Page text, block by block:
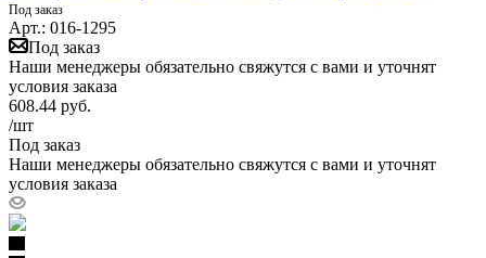
Под заказ
Арт.: 016-1295
Под заказ
Наши менеджеры обязательно свяжутся с вами и уточнят
условия заказа
608.44 руб.
/шт
Под заказ
Наши менеджеры обязательно свяжутся с вами и уточнят
условия заказа